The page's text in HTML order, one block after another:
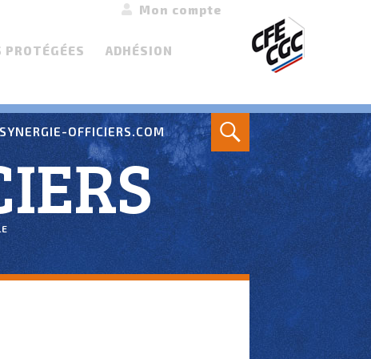
PROTÉGÉES ADHÉSION
Mon compte
OFFICIERS.COM
Search